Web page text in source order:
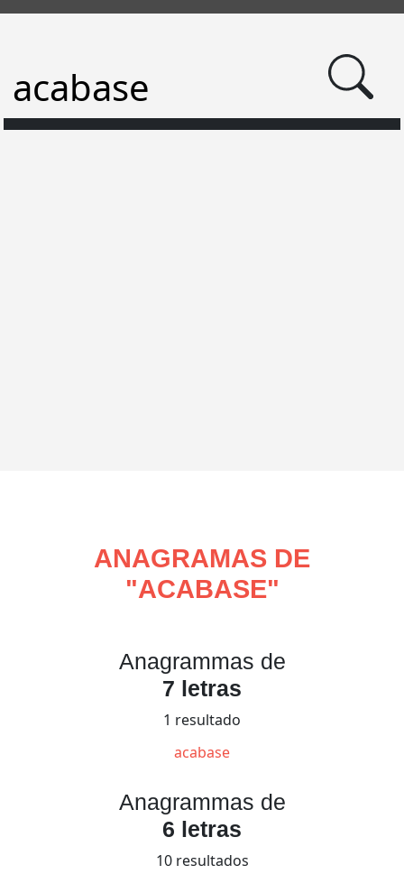
ANAGRAMAS DE
"ACABASE"
Anagrammas de
7 letras
1 resultado
acabase
Anagrammas de
6 letras
10 resultados